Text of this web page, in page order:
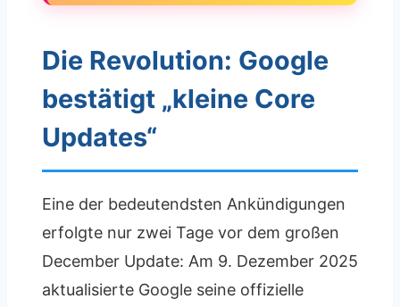
Die Revolution: Google
bestätigt „kleine Core
Updates“
Eine der bedeutendsten Ankündigungen
erfolgte nur zwei Tage vor dem großen
December Update: Am 9. Dezember 2025
aktualisierte Google seine offizielle